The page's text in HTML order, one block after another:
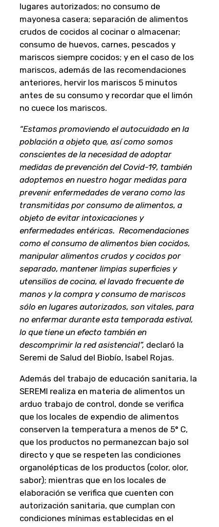
lugares autorizados; no consumo de
mayonesa casera; separación de alimentos
crudos de cocidos al cocinar o almacenar;
consumo de huevos, carnes, pescados y
mariscos siempre cocidos; y en el caso de los
mariscos, además de las recomendaciones
anteriores, hervir los mariscos 5 minutos
antes de su consumo y recordar que el limón
no cuece los mariscos.
“Estamos promoviendo el autocuidado en la
población a objeto que, así como somos
conscientes de la necesidad de adoptar
medidas de prevención del Covid-19, también
adoptemos en nuestro hogar medidas para
prevenir enfermedades de verano como las
transmitidas por consumo de alimentos, a
objeto de evitar intoxicaciones y
enfermedades entéricas. Recomendaciones
como el consumo de alimentos bien cocidos,
manipular alimentos crudos y cocidos por
separado, mantener limpias superficies y
utensilios de cocina, el lavado frecuente de
manos y la compra y consumo de mariscos
sólo en lugares autorizados, son vitales, para
no enfermar durante esta temporada estival,
lo que tiene un efecto también en
descomprimir la red asistencial”, declaró la
Seremi de Salud del Biobío, Isabel Rojas.
Además del trabajo de educación sanitaria, la
SEREMI realiza en materia de alimentos un
arduo trabajo de control, donde se verifica
que los locales de expendio de alimentos
conserven la temperatura a menos de 5° C,
que los productos no permanezcan bajo sol
directo y que se respeten las condiciones
organolépticas de los productos (color, olor,
sabor); mientras que en los locales de
elaboración se verifica que cuenten con
autorización sanitaria, que cumplan con
condiciones mínimas establecidas en el